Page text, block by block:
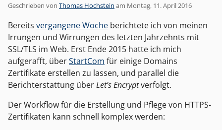
Geschrieben von Thomas Hochstein am Montag, 11. April 2016
Bereits vergangene Woche berichtete ich von meinen
Irrungen und Wirrungen des letzten Jahrzehnts mit
SSL/TLS im Web. Erst Ende 2015 hatte ich mich
aufgerafft, überStartCom für einige Domains
Zertifikate erstellen zu lassen, und parallel die
Berichterstattung überLet’s Encryptverfolgt.
Der Workflow für die Erstellung und Pflege von HTTPS-
Zertifikaten kann schnell komplex werden: